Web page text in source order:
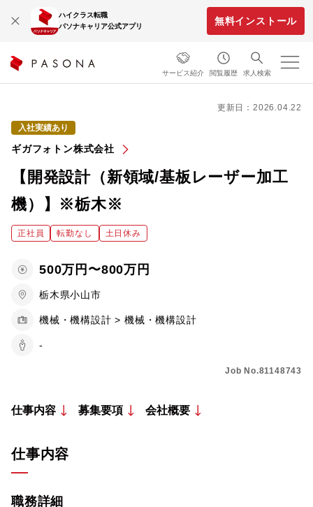
ハイクラス転職
パソナキャリア公式アプリ
無料インストール
サービス紹介 閲覧履歴 求人検索
更新日：2026.04.22
入社実績あり
ギガフォトン株式会社
【開発設計（新領域/基板レーザー加工
機）】※栃木※
正社員 転勤なし 土日休み
500万円〜800万円
栃木県小山市
機械・機構設計 > 機械・機構設計
-
Job No.81148743
仕事内容 募集要項 会社概要
仕事内容
職務詳細